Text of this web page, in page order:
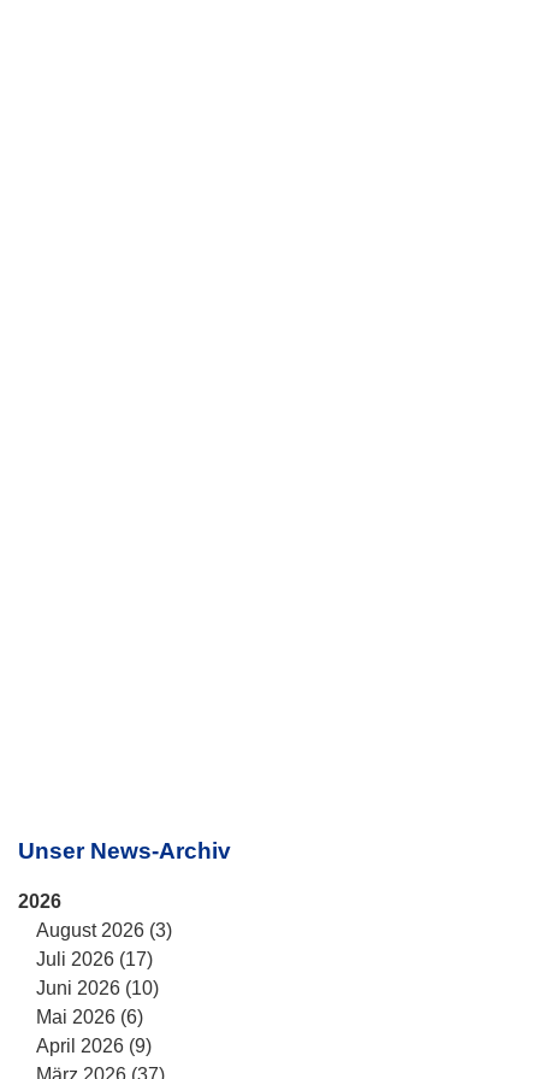
Unser News-Archiv
2026
August 2026 (3)
Juli 2026 (17)
Juni 2026 (10)
Mai 2026 (6)
April 2026 (9)
März 2026 (37)